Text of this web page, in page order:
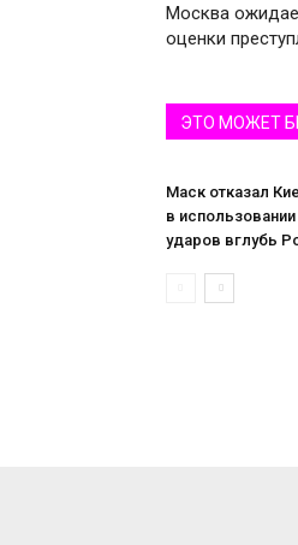
Москва
оценки
ЭТО МОЖЕТ
Маск отказал
в
ударов вглубь